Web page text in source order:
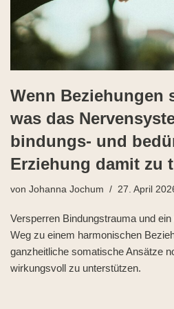
Wenn Beziehungen
was das
bindungs- und
Erziehung damit zu
von Johanna Jochum 27. April
Versperren Bindungstrauma und
Weg zu einem harmonischen
ganzheitliche somatische Ansätze
wirkungsvoll zu unterstützen.